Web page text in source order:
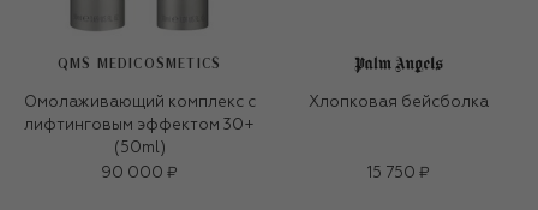
QMS MEDICOSMETICS
Омолаживающий комплекс с
лифтинговым эффектом 30+
(50ml)
90 000 ₽
Хлопковая бейсболка
15 750 ₽